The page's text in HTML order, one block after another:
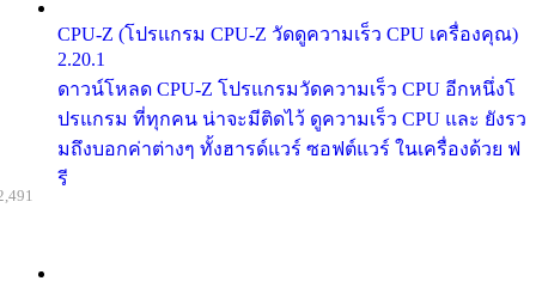
CPU-Z (โปรแกรม CPU-Z วัดดูความเร็ว CPU เครื่องคุณ)
2.20.1
ดาวน์โหลด CPU-Z โปรแกรมวัดความเร็ว CPU อีกหนึ่งโ
ปรแกรม ที่ทุกคน น่าจะมีติดไว้ ดูความเร็ว CPU และ ยังรว
มถึงบอกค่าต่างๆ ทั้งฮารด์แวร์ ซอฟต์แวร์ ในเครื่องด้วย ฟ
รี